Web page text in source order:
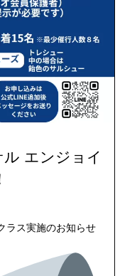
ル エンジョイ
ラス実施のお知らせ